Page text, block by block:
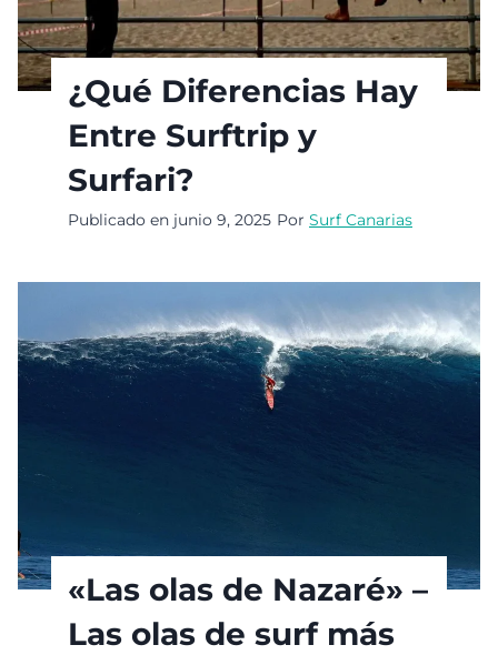
¿Qué Diferencias Hay
Entre Surftrip y
Surfari?
Publicado en junio 9, 2025 Por Surf Canarias
«Las olas de Nazaré» –
Las olas de surf más